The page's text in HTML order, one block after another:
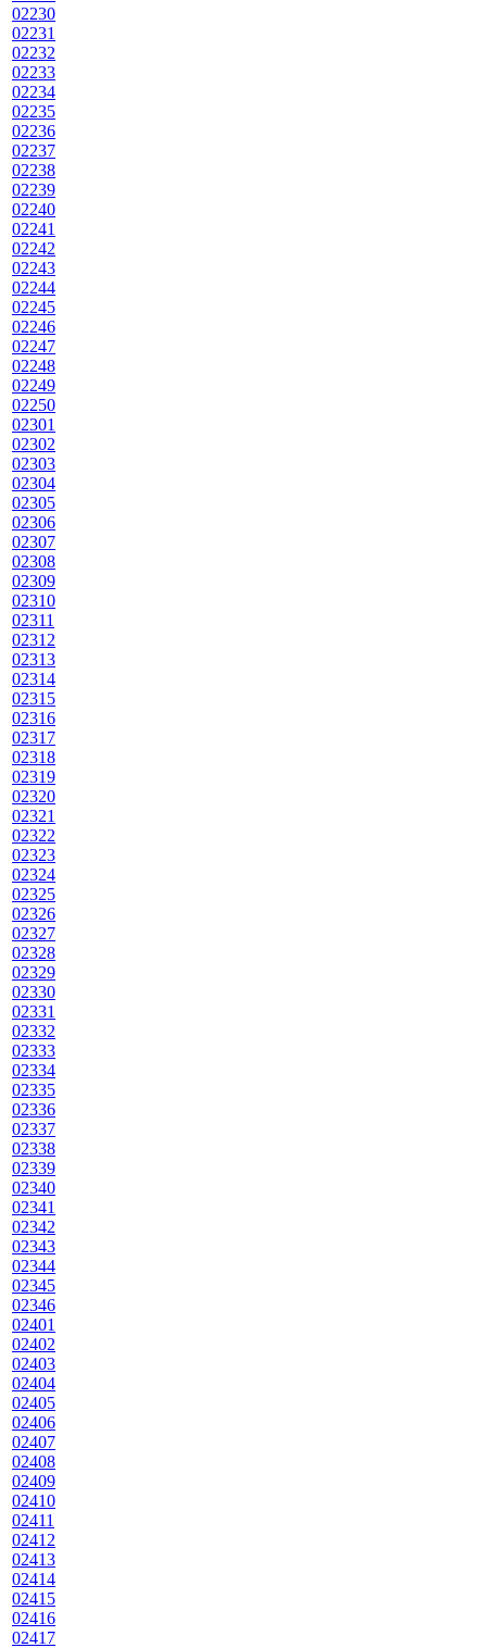
02230
02231
02232
02233
02234
02235
02236
02237
02238
02239
02240
02241
02242
02243
02244
02245
02246
02247
02248
02249
02250
02301
02302
02303
02304
02305
02306
02307
02308
02309
02310
02311
02312
02313
02314
02315
02316
02317
02318
02319
02320
02321
02322
02323
02324
02325
02326
02327
02328
02329
02330
02331
02332
02333
02334
02335
02336
02337
02338
02339
02340
02341
02342
02343
02344
02345
02346
02401
02402
02403
02404
02405
02406
02407
02408
02409
02410
02411
02412
02413
02414
02415
02416
02417